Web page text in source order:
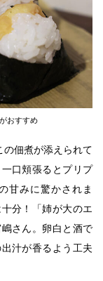
おすすめ
の佃煮が添えられて
口頬張るとプリプ
甘みに驚かされま
分！「姉が大のエ
さん。卵白と酒で
汁が香るよう工夫